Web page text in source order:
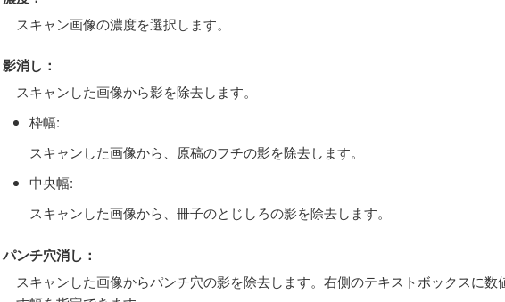
スキャン画像の濃度を選択します。
影消し ：
スキャンした画像から影を除去します。
枠幅:
スキャンした画像から、原稿のフチの影を除去します。
中央幅:
スキャンした画像から、冊子のとじしろの影を除去します。
パンチ穴消し ：
スキャンした画像からパンチ穴の影を除去します。右側のテキストボックスに